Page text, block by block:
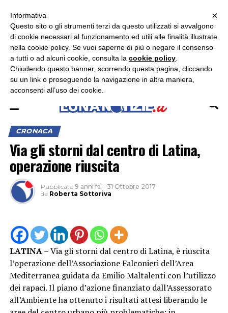
ASCOLTA RADIO LUNA
CRONACA
Via gli storni dal centro di Latina,
operazione riuscita
Pubblicato 9 anni fa – 31 Ottobre 2017
da Roberta Sottoriva
LATINA– Via gli storni dal centro di Latina, è riuscita
l’operazione dell’Associazione Falconieri dell’Area
Mediterranea guidata da Emilio Maltalenti con l’utilizzo
dei rapaci. Il piano d’azione finanziato dall’Assessorato
all’Ambiente ha ottenuto i risultati attesi liberando le
×
×
Informativa
Questo sito o gli strumenti terzi da questo utilizzati si avvalgono
di cookie necessari al funzionamento ed utili alle finalità illustrate
nella cookie policy. Se vuoi saperne di più o negare il consenso
a tutti o ad alcuni cookie, consulta la cookie policy
Chiudendo questo banner, scorrendo questa pagina, cliccando
su un link o proseguendo la navigazione in altra maniera,
acconsenti all’uso dei cookie.